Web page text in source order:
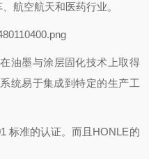
航空航天和医药行业。
油墨与涂层固化技术上取得
统易于集成到特定的生产工
标准的认证。而且HONLE的